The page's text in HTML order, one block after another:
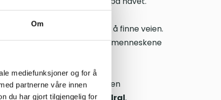
Om
mediefunksjoner og for å
partnerne våre innen
du har gjort tilgjengelig for
havet er den en hjelp for å finne veien.
kirke tjener den fortsatt menneskene
om kirken er liten, er den
rette kallesHavets katedral.